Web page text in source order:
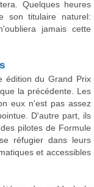
Quelques heures
son titulaire naturel:
jamais cette
édition du Grand Prix
la précédente. Les
eux n'est pas assez
D'autre part, ils
pilotes de Formule
réfugier dans leurs
et accessibles